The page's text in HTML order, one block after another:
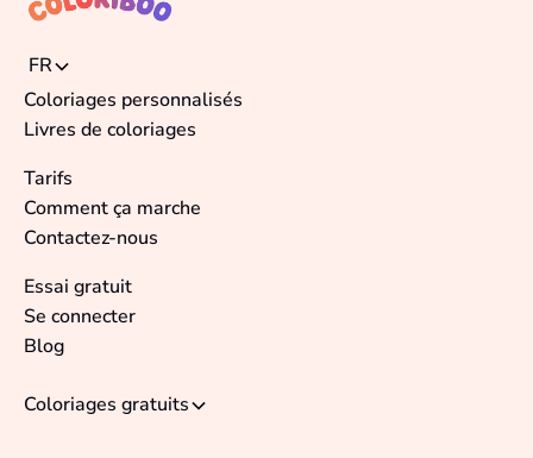
FR
Coloriages personnalisés
Livres de coloriages
Tarifs
Comment ça marche
Contactez-nous
Essai gratuit
Se connecter
Blog
Coloriages gratuits